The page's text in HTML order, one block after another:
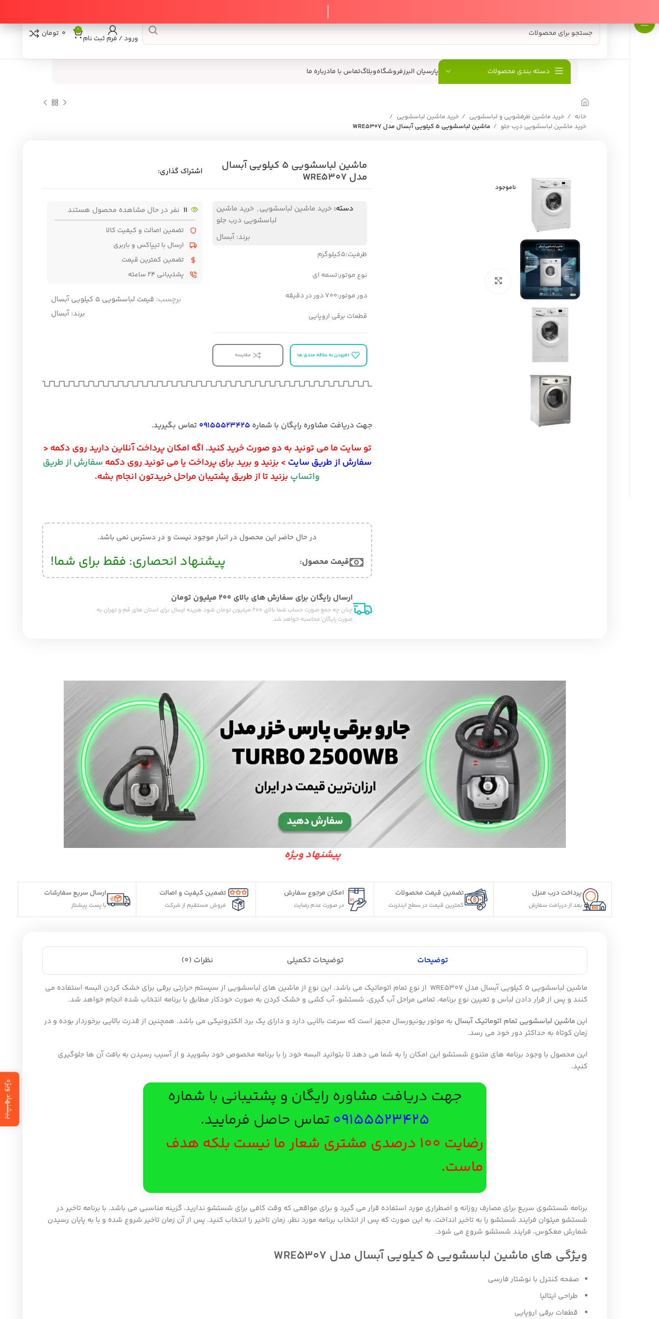
ورود / فرم ثبت نام
0 تومان 0
دسته بندی محصولات پارسیان البرزفروشگاهوبلاگتماس با مادرباره ما
خانه خرید ماشین ظرفشویی و لباسشویی
خرید ماشین لباسشویی
خرید ماشین لباسشویی درب جلو
ماشین لباسشویی 5 کیلویی آبسال مدل WRE5307
ناموجود
ماشین لباسشویی 5 کیلویی آبسال
مدل WRE5307 اشتراک گذاری:
دسته: خرید ماشین لباسشویی, خرید ماشین
لباسشویی درب جلو
برند:آبسال
ظرفیت:5کیلوگرم
نوع موتور:تسمه ای
دور موتور:700 دور در دقیقه
قطعات برقی اروپایی
افزودن به علاقه مندی ها مقایسه
11 نفر در حال مشاهده محصول هستند
تضمین اصالت و کیفیت کالا
ارسال با تیپاکس و باربری
تضمین کمترین قیمت
پشتیبانی ۲۴ ساعته
برچسب: قیمت لباسشویی 5 کیلویی آبسال
برند:آبسال
جهت دریافت مشاوره رایگان با شماره 09155523425 تماس بگیرید.
تو سایت ما می تونید به دو صورت خرید کنید. اگه امکان پرداخت آنلاین دارید روی دکمه <
سفارش از طریق سایت > بزنید و برید برای پرداخت یا می تونید روی دکمه سفارش از طریق
واتساپ بزنید تا از طریق پشتیبان مراحل خریدتون انجام بشه.
در حال حاضر این محصول در انبار موجود نیست و در دسترس نمی باشد.
قیمت محصول:​ پیشنهاد انحصاری: فقط برای شما!
ارسال رایگان برای سفارش های بالای 200 میلیون تومان
چنان چه جمع صورت حساب شما بالای 200 میلیون تومان شود هزینه ارسال برای استان های قم و تهران به
صورت رایگان محاسبه خواهد شد.
پیشنهاد ویژه
پرداخت درب منزل
بعد از دریافت سفارش
تضمین قیمت محصولات
کمترین قیمت در سطح اینترنت
امکان مرجوع سفارش
در صورت عدم رضایت
تضمین کیفیت و اصالت
فروش مستقیم از شرکت
ارسال سریع سفارشات
با پست پیشتاز
توضیحات توضیحات تکمیلی نظرات (0)
ماشین لباسشویی 5 کیلویی آبسال مدل WRE5307 از نوع تمام اتوماتیک می باشد. این نوع از ماشین های لباسشویی از سیستم حرارتی برقی برای خشک کردن البسه استفاده می
کنند و پس از قرار دادن لباس و تعیین نوع برنامه، تمامی مراحل آب گیری، شستشو، آب کشی و خشک کردن به صورت خودکار مطابق با برنامه انتخاب شده انجام خواهد شد.
این ماشین لباسشویی تمام اتوماتیک آبسال به موتور یونیورسال مجهز است که سرعت بالایی دارد و دارای یک برد الکترونیکی می باشد. همچنین از قدرت بالایی برخوردار بوده و در
زمان کوتاه به حداکثر دور خود می رسد.
این محصول با وجود برنامه های متنوع شستشو این امکان را به شما می دهد تا بتوانید البسه خود را با برنامه مخصوص خود بشویید و از آسیب رسیدن به بافت آن ها جلوگیری
کنید.
جهت دریافت مشاوره رایگان و پشتیبانی با شماره
09155523425 تماس حاصل فرمایید.
رضایت 100 درصدی مشتری شعار ما نیست بلکه هدف
ماست.
برنامه شستشوی سریع برای مصارف روزانه و اضطراری مورد استفاده قرار می گیرد و برای مواقعی که وقت کافی برای شستشو ندارید، گزینه مناسبی می باشد. با برنامه تاخیر در
شستشو میتوان فرایند شستشو را به تاخیر انداخت، به این صورت که پس از انتخاب برنامه مورد نظر، زمان تاخیر را انتخاب کنید. پس از آن زمان تاخیر شروع شده و با به پایان رسیدن
شمارش معکوس، فرایند شستشو شروع می شود.
ویژگی های ماشین لباسشویی 5 کیلویی آبسال مدل WRE5307
صفحه کنترل با نوشتار فارسی
طراحی ایتالیا
قطعات برقی اروپایی
پیشنهاد ویژه